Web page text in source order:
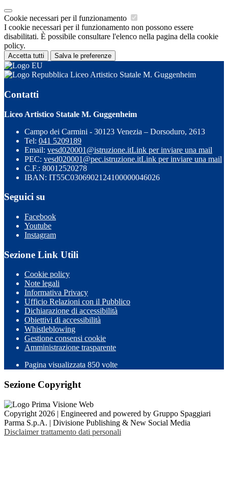
Cookie necessari per il funzionamento
I cookie necessari per il funzionamento non possono essere
disabilitati. È possibile consultare l'elenco nella pagina della cookie
policy.
Accetta tutti Salva le preferenze
Liceo Artistico Statale M. Guggenheim
Contatti
Liceo Artistico Statale M. Guggenheim
Campo dei Carmini - 30123 Venezia – Dorsoduro, 2613
Tel: 041 5209189
Email: vesd020001@istruzione.itLink per inviare una mail
PEC: vesd020001@pec.istruzione.itLink per inviare una mail
C.F.: 80012520278
IBAN: IT55C0306902124100000046026
Seguici su
Facebook
Youtube
Instagram
Sezione Link Utili
Cookie policy
Note legali
Informativa Privacy
Ufficio Relazioni con il Pubblico
Dichiarazione di accessibilità
Obiettivi di accessibilità
Whistleblowing
Gestione consensi cookie
Amministrazione trasparente
Pagina visualizzata 850 volte
Sezione Copyright
Copyright 2026 | Engineered and powered by Gruppo Spaggiari
Parma S.p.A. | Divisione Publishing & New Social Media
Disclaimer trattamento dati personali